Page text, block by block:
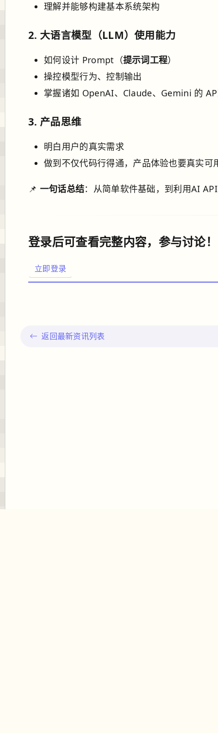
理解并能够构建基本系统架构
2. 大语言模型（LLM）使用能力
如何设计 Prompt（提示词工程）
操控模型行为、控制输出
掌握诸如 OpenAI、Claude、Gemini 的
3. 产品思维
明白用户的真实需求
做到不仅代码行得通，产品体验也要真实可
📌 一句话总结：从简单软件基础，到利用AI
登录后可查看完整内容，参与讨论！
立即登录
返回最新资讯列表